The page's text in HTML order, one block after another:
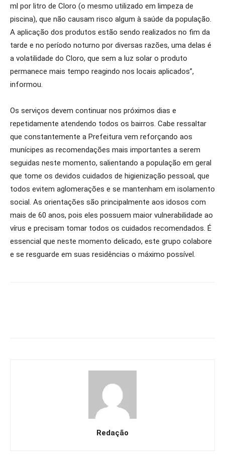
ml por litro de Cloro (o mesmo utilizado em limpeza de
piscina), que não causam risco algum à saúde da população.
A aplicação dos produtos estão sendo realizados no fim da
tarde e no período noturno por diversas razões, uma delas é
a volatilidade do Cloro, que sem a luz solar o produto
permanece mais tempo reagindo nos locais aplicados”,
informou.
Os serviços devem continuar nos próximos dias e
repetidamente atendendo todos os bairros. Cabe ressaltar
que constantemente a Prefeitura vem reforçando aos
munícipes as recomendações mais importantes a serem
seguidas neste momento, salientando a população em geral
que tome os devidos cuidados de higienização pessoal, que
todos evitem aglomerações e se mantenham em isolamento
social. As orientações são principalmente aos idosos com
mais de 60 anos, pois eles possuem maior vulnerabilidade ao
vírus e precisam tomar todos os cuidados recomendados. É
essencial que neste momento delicado, este grupo colabore
e se resguarde em suas residências o máximo possível.
Redação